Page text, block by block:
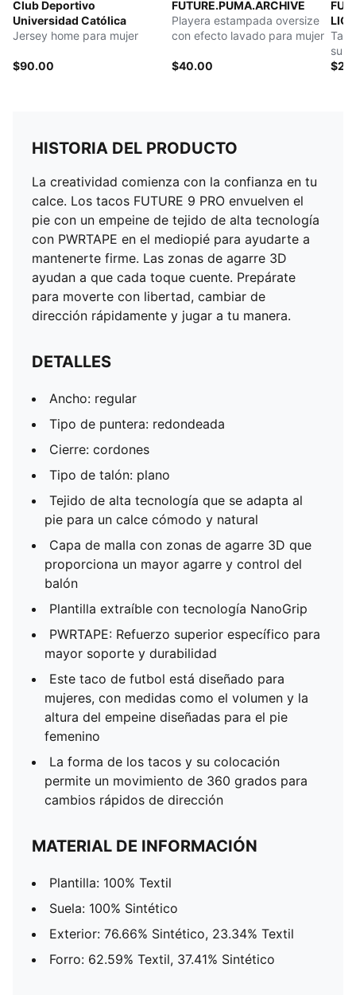
Club Deportivo
Universidad Católica
Jersey home para mujer
$90.00
FUTURE.PUMA.ARCHIVE
Playera estampada oversize
con efecto lavado para mujer
$40.00
HISTORIA DEL PRODUCTO
La creatividad comienza con la confianza en tu
calce. Los tacos FUTURE 9 PRO envuelven el
pie con un empeine de tejido de alta tecnología
con PWRTAPE en el mediopié para ayudarte a
mantenerte firme. Las zonas de agarre 3D
ayudan a que cada toque cuente. Prepárate
para moverte con libertad, cambiar de
dirección rápidamente y jugar a tu manera.
DETALLES
Ancho: regular
Tipo de puntera: redondeada
Cierre: cordones
Tipo de talón: plano
Tejido de alta tecnología que se adapta al
pie para un calce cómodo y natural
Capa de malla con zonas de agarre 3D que
proporciona un mayor agarre y control del
balón
Plantilla extraíble con tecnología NanoGrip
PWRTAPE: Refuerzo superior específico para
mayor soporte y durabilidad
Este taco de futbol está diseñado para
mujeres, con medidas como el volumen y la
altura del empeine diseñadas para el pie
femenino
La forma de los tacos y su colocación
permite un movimiento de 360 grados para
cambios rápidos de dirección
MATERIAL DE INFORMACIÓN
Plantilla: 100% Textil
Suela: 100% Sintético
Exterior: 76.66% Sintético, 23.34% Textil
Forro: 62.59% Textil, 37.41% Sintético